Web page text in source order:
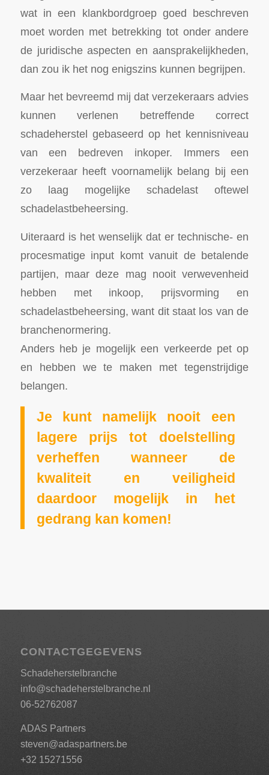
wat in een klankbordgroep goed beschreven
moet worden met betrekking tot onder andere
de juridische aspecten en aansprakelijkheden,
dan zou ik het nog enigszins kunnen begrijpen.
Maar het bevreemd mij dat verzekeraars advies
kunnen verlenen betreffende correct
schadeherstel gebaseerd op het kennisniveau
van een bedreven inkoper. Immers een
verzekeraar heeft voornamelijk belang bij een
zo laag mogelijke schadelast oftewel
schadelastbeheersing.
Uiteraard is het wenselijk dat er technische- en
procesmatige input komt vanuit de betalende
partijen, maar deze mag nooit verwevenheid
hebben met inkoop, prijsvorming en
schadelastbeheersing, want dit staat los van de
branchenormering.
Anders heb je mogelijk een verkeerde pet op
en hebben we te maken met tegenstrijdige
belangen.
Je kunt namelijk nooit een
lagere prijs tot doelstelling
verheffen wanneer de
kwaliteit en veiligheid
daardoor mogelijk in het
gedrang kan komen!
CONTACTGEGEVENS
Schadeherstelbranche
info@schadeherstelbranche.nl
06-52762087
ADAS Partners
steven@adaspartners.be
+32 15271556